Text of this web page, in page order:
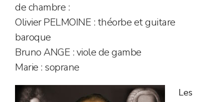
de chambre :
Olivier PELMOINE : théorbe et guitare
baroque
Bruno ANGE : viole de gambe
Marie : soprane
Les